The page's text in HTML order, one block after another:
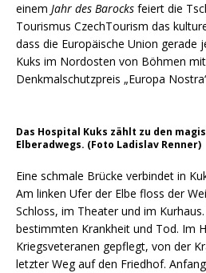
einem Jahr des Barocks feiert die
Tourismus CzechTourism das
dass die Europäische Union gerade
Kuks im Nordosten von Böhmen
Denkmalschutzpreis „Europa
Das Hospital Kuks zählt zu den
Elberadwegs. (Foto Ladislav Renner)
Eine schmale Brücke verbindet in
Am linken Ufer der Elbe floss der
Schloss, im Theater und im
bestimmten Krankheit und Tod. Im
Kriegsveteranen gepflegt, von der
letzter Weg auf den Friedhof.